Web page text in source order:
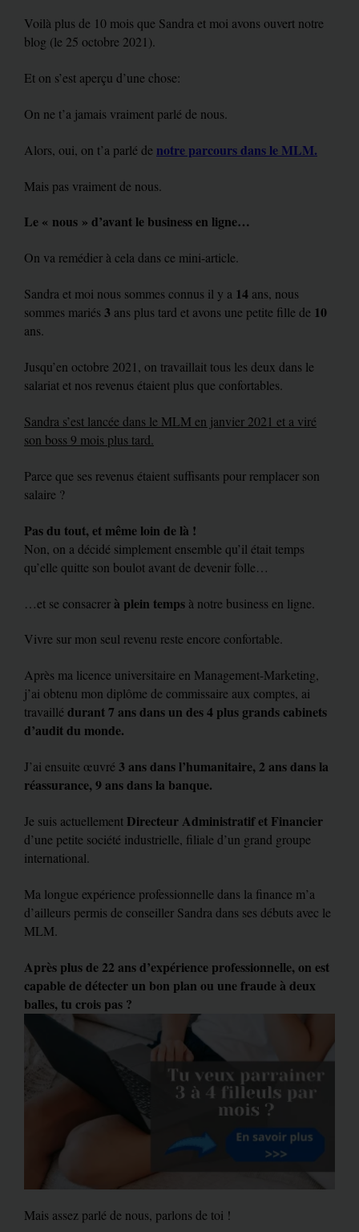
Voilà plus de 10 mois que Sandra et moi avons ouvert notre
blog (le 25 octobre 2021).
Et on s’est aperçu d’une chose:
On ne t’a jamais vraiment parlé de nous.
Alors, oui, on t’a parlé de notre parcours dans le MLM.
Mais pas vraiment de nous.
Le « nous » d’avant le business en ligne…
On va remédier à cela dans ce mini-article.
Sandra et moi nous sommes connus il y a 14 ans, nous
sommes mariés3 ans plus tard et avons une petite fille de 10
ans.
Jusqu’en octobre 2021, on travaillait tous les deux dans le
salariat et nos revenus étaient plus que confortables.
Sandra s’est lancée dans le MLM en janvier 2021 et a viré
son boss 9 mois plus tard.
Parce que ses revenus étaient suffisants pour remplacer son
salaire ?
Pas du tout, et même loin de là !
Non, on a décidé simplement ensemble qu’il était temps
qu’elle quitte son boulot avant de devenir folle…
…et se consacrerà plein temps à notre business en ligne.
Vivre sur mon seul revenu reste encore confortable.
Après ma licence universitaire en Management-Marketing,
j’ai obtenu mon diplôme de commissaire aux comptes, ai
travaillé durant 7 ans dans un des 4 plus grands cabinets
d’audit du monde.
J’ai ensuite œuvré 3 ans dans l’humanitaire, 2 ans dans la
réassurance, 9 ans dans la banque.
Je suis actuellement Directeur Administratif et Financier
d’une petite société industrielle, filiale d’un grand groupe
international.
Ma longue expérience professionnelle dans la finance m’a
d’ailleurs permis de conseiller Sandra dans ses débuts avec le
MLM.
Après plus de 22 ans d’expérience professionnelle, on est
capable de détecter un bon plan ou une fraude à deux
balles, tu crois pas ?
Mais assez parlé de nous, parlons de toi !